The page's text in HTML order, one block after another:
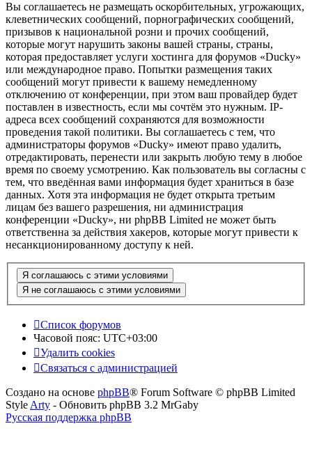
Вы соглашаетесь не размещать оскорбительных, угрожающих,
клеветнических сообщений, порнографических сообщений,
призывов к национальной розни и прочих сообщений,
которые могут нарушить законы вашей страны, страны,
которая предоставляет услуги хостинга для форумов «Ducky»
или международное право. Попытки размещения таких
сообщений могут привести к вашему немедленному
отключению от конференции, при этом ваш провайдер будет
поставлен в известность, если мы сочтём это нужным. IP-
адреса всех сообщений сохраняются для возможности
проведения такой политики. Вы соглашаетесь с тем, что
администраторы форумов «Ducky» имеют право удалить,
отредактировать, перенести или закрыть любую тему в любое
время по своему усмотрению. Как пользователь вы согласны с
тем, что введённая вами информация будет храниться в базе
данных. Хотя эта информация не будет открыта третьим
лицам без вашего разрешения, ни администрация
конференции «Ducky», ни phpBB Limited не может быть
ответственна за действия хакеров, которые могут привести к
несанкционированному доступу к ней.
Список форумов
Часовой пояс: UTC+03:00
Удалить cookies
Связаться с администрацией
Создано на основе phpBB® Forum Software © phpBB Limited
Style Arty - Обновить phpBB 3.2 MrGaby
Русская поддержка phpBB